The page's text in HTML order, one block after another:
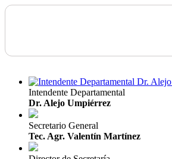
Intendente Departamental
Dr. Alejo Umpiérrez
Secretario General
Tec. Agr. Valentín Martínez